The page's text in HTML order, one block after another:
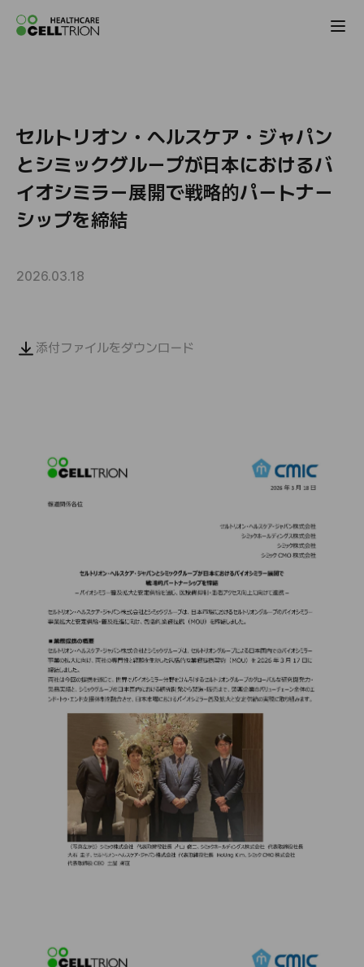
Celltrion the Global Pharmaceutical
セルトリオン・ヘルスケア・ジャパン
とシミックグループが日本におけるバ
イオシミラー展開で戦略的パートナー
シップを締結
2026.03.18
添付ファイルをダウンロード